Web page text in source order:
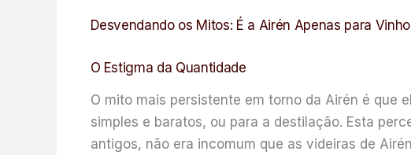
Desvendando os Mitos: É a Airén Apenas para
O Estigma da Quantidade
O mito mais persistente em torno da Airén é que
simples e baratos, ou para a destilação. Esta
antigos, não era incomum que as videiras de